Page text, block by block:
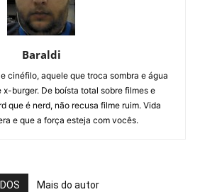
Baraldi
cinéfilo, aquele que troca sombra e água
burger. De boísta total sobre filmes e
que é nerd, não recusa filme ruim. Vida
e que a força esteja com vocês.
Mais do autor